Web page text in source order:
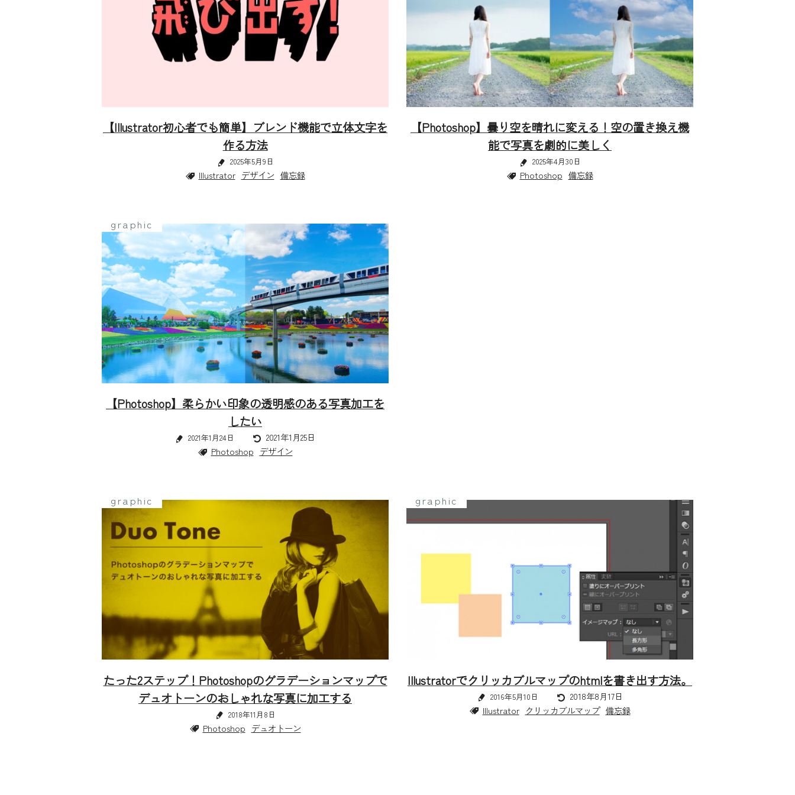
【Illustrator初心者でも簡単】ブレンド機能で立体文字を
作る方法
2025年5月9日
Illustrator デザイン 備忘録
【Photoshop】曇り空を晴れに変える！空の置き換え機
能で写真を劇的に美しく
2025年4月30日
Photoshop 備忘録
graphic
【Photoshop】柔らかい印象の透明感のある写真加工を
したい
2021年1月24日
2021年1月25日
Photoshop デザイン
graphic
たった2ステップ！Photoshopのグラデーションマップで
デュオトーンのおしゃれな写真に加工する
2018年11月8日
Photoshop デュオトーン
graphic
Illustratorでクリッカブルマップのhtmlを書き出す方法。
2016年5月10日
2018年8月17日
Illustrator クリッカブルマップ 備忘録